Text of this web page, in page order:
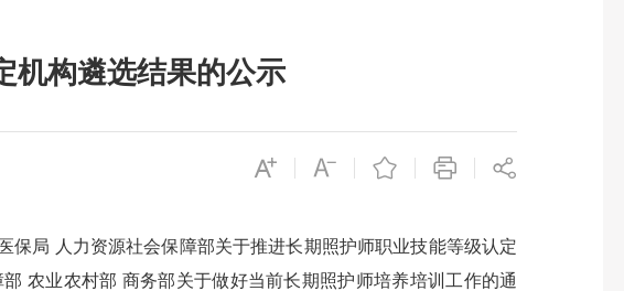
机构遴选结果的公示
局 人力资源社会保障部关于推进长期照护师职业技能等级认定
农业农村部 商务部关于做好当前长期照护师培养培训工作的通